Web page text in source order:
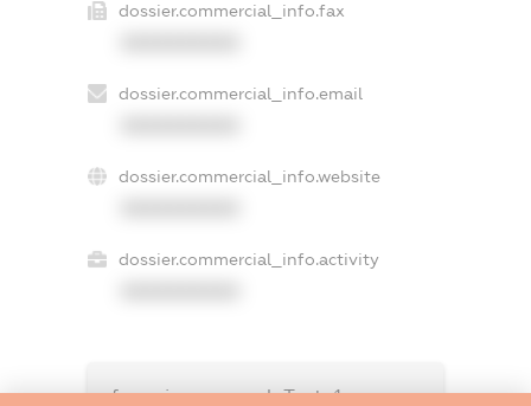
dossier.commercial_info.fax
dossier.commercial_info.email
dossier.commercial_info.website
dossier.commercial_info.activity
freemium.exampleText_1